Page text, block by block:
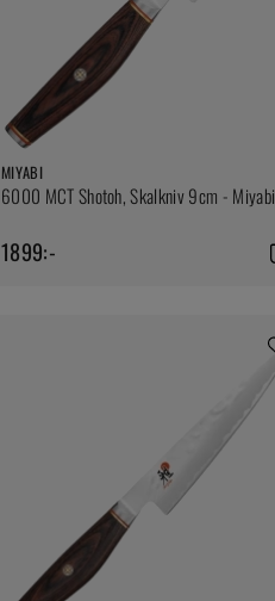
MIYABI
6000 MCT Shotoh, Skalkniv 9cm - Miyabi
1899:-